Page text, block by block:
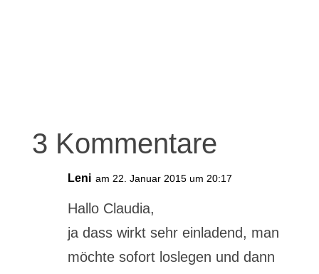
3 Kommentare
Leni am 22. Januar 2015 um 20:17
Hallo Claudia,
ja dass wirkt sehr einladend, man
möchte sofort loslegen und dann